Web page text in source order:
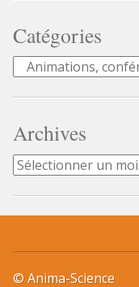
Catégories
Catégories
Archives
Archives
© Anima-Science